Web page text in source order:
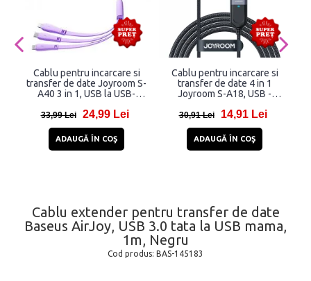
Cablu pentru incarcare si
transfer de date Joyroom S-
A40 3 in 1, USB la USB-
3.5A, 1m, Mov
33,99 Lei 24,99 Lei
ADAUGĂ ÎN COŞ
Cablu pentru incarcare si
transfer de date 4 in 1
Joyroom S-A18, USB -
USB-C, 3.5A, 1.2m, Negru
30,91 Lei 14,91 Lei
ADAUGĂ ÎN COŞ
Cablu extender pentru transfer de date
Baseus AirJoy, USB 3.0 tata la USB mama,
1m, Negru
Cod produs: BAS-145183